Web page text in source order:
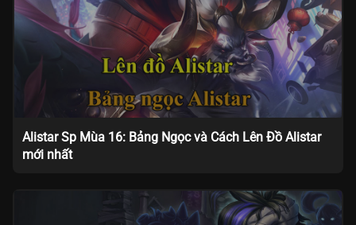
Alistar Sp Mùa 16: Bảng Ngọc và Cách Lên Đồ Alistar
mới nhất